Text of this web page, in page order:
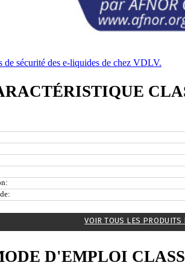
de sécurité des e-liquides de chez VDLV.
VOIR TOUS LES PRODUITS
D'EMPLOI